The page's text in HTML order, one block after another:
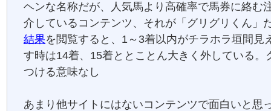
ヘンな名称だが、人気馬より高確率で馬券に絡む
介しているコンテンツ、それが「グリグリくん」
結果を閲覧すると、1～3着以内がチラホラ垣間見
す時は14着、15着ととことん大きく外している。
つける意味なし
あまり他サイトにはないコンテンツで面白いと思